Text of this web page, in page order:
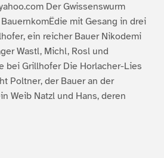
Der Gwissenswurm
mit Gesang in drei
ein reicher Bauer Nikodemi
Wastl, Michl, Rosl und
bei Grillhofer Die Horlacher-Lies
Poltner, der Bauer an der
Weib Natzl und Hans, deren